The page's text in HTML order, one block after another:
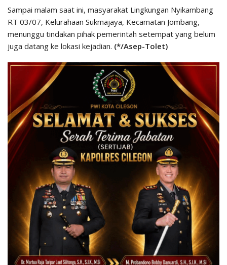
Sampai malam saat ini, masyarakat Lingkungan Nyikambang
RT 03/07, Kelurahaan Sukmajaya, Kecamatan Jombang,
menunggu tindakan pihak pemerintah setempat yang belum
juga datang ke lokasi kejadian. (*/Asep-Tolet)